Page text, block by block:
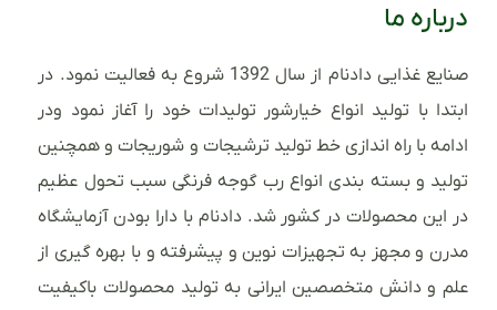
درباره ما
صنایع غذایی دادنام از سال 1392 شروع به فعالیت نمود. در
ابتدا با تولید انواع خیارشور تولیدات خود را آغاز نمود ودر
ادامه با راه اندازی خط تولید ترشیجات و شوریجات و همچنین
تولید و بسته بندی انواع رب گوجه فرنگی سبب تحول عظیم
در این محصولات در کشور شد. دادنام با دارا بودن آزمایشگاه
مدرن و مجهز به تجهیزات نوین و پیشرفته و با بهره گیری از
علم و دانش متخصصین ایرانی به تولید محصولات باکیفیت